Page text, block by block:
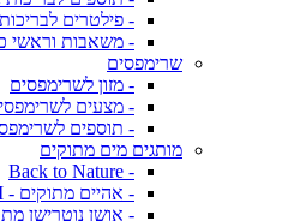
- פילטרים לבריכות
- משאבות וראשי
שרימפסים
- מזון לשרימפסים
- מצעים
- תוספים
מותגים מים מתוקים
- Back to Nature
- אהיים מתוקים - EHEIM
- אושן נוטרישן